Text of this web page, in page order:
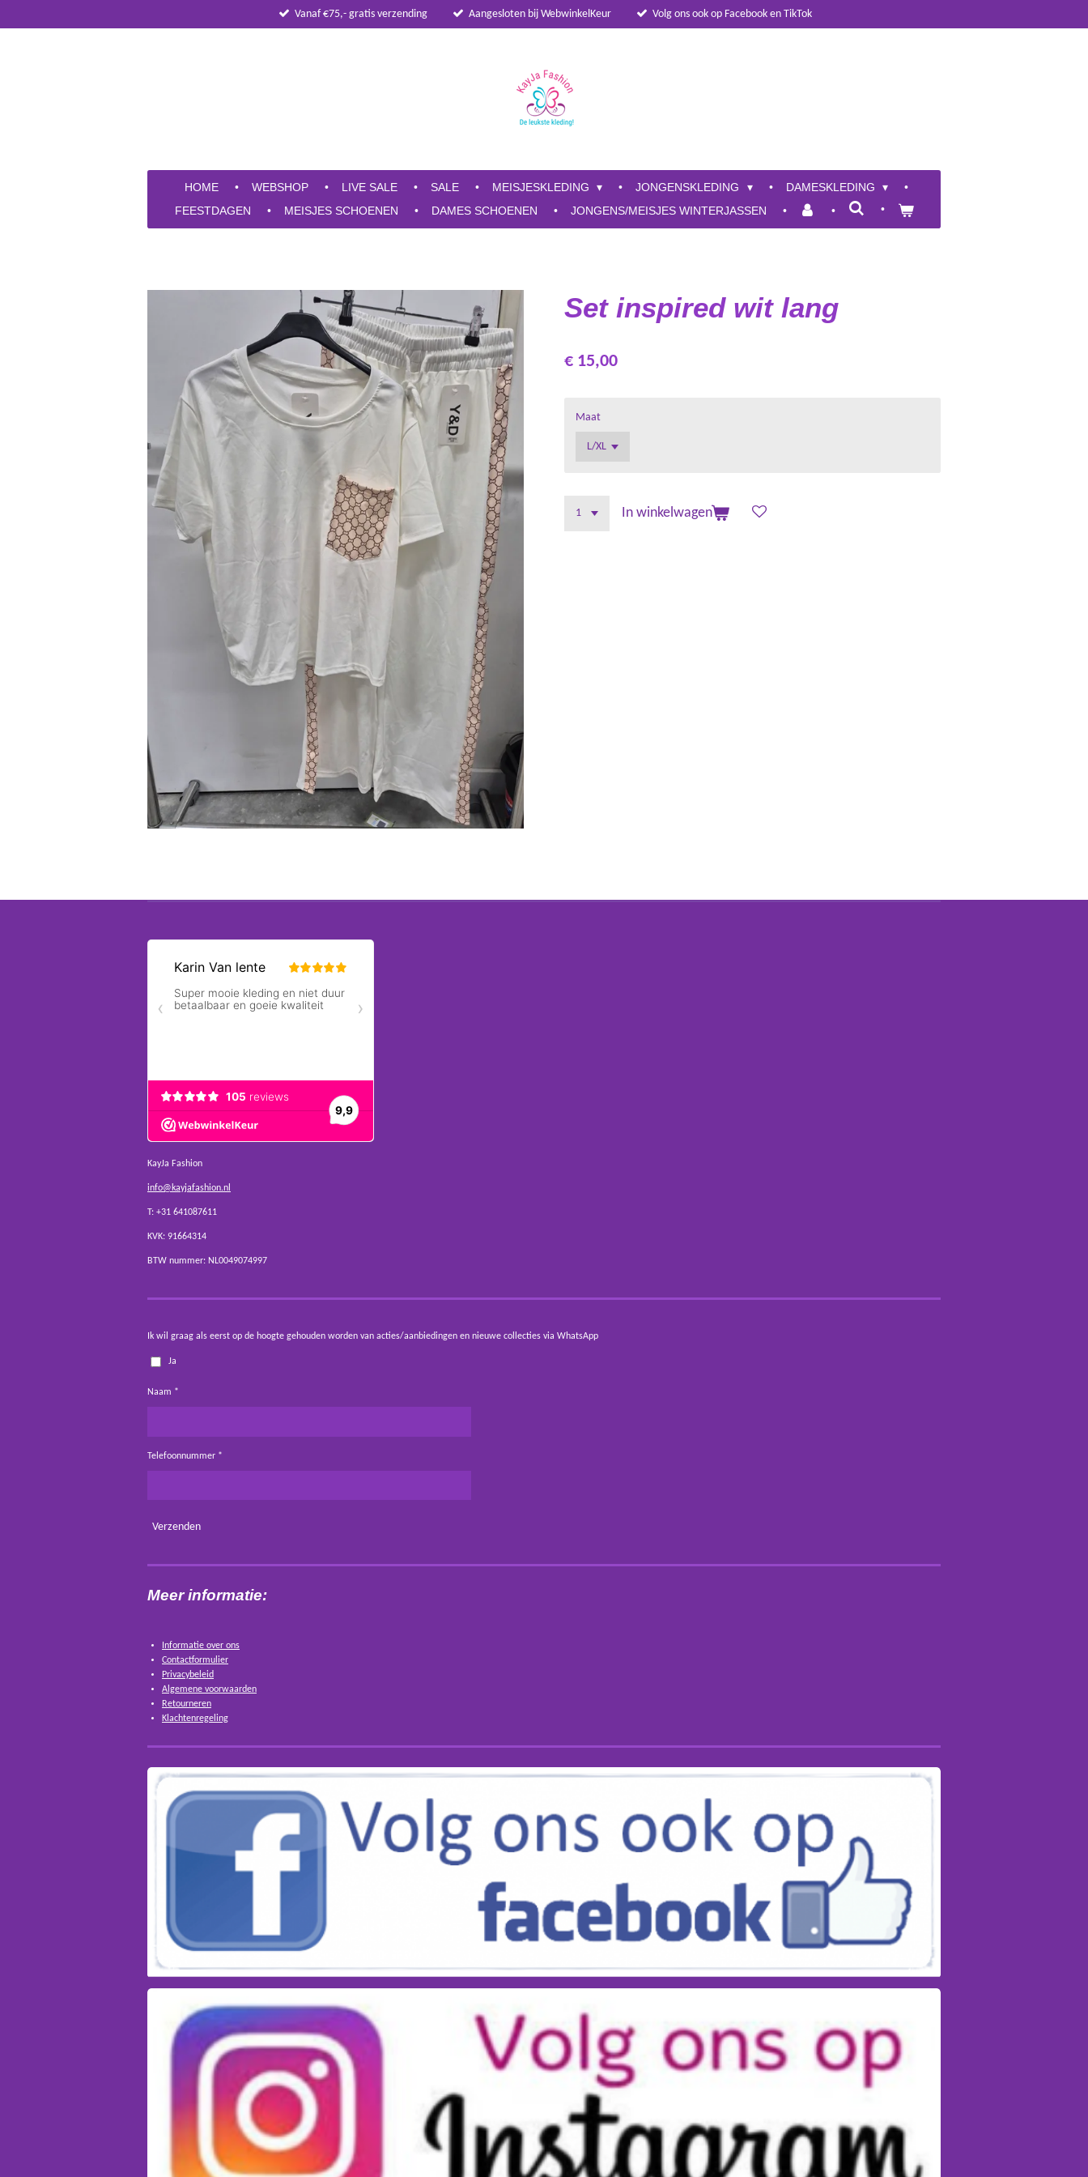
direct
Vanaf €75,- gratis verzending Aangesloten bij WebwinkelKeur Volg ons ook op Facebook en TikTok
HOME WEBSHOP LIVE SALE SALE MEISJESKLEDING JONGENSKLEDING
DAMESKLEDING
FEESTDAGEN
MEISJES SCHOENEN DAMES SCHOENEN JONGENS/MEISJES WINTERJASSEN
Set inspired wit lang
€ 15,00
Maat
In winkelwagen
KayJa Fashion
info@kayjafashion.nl
T: +31 641087611
KVK: 91664314
BTW nummer: NL0049074997
Ik wil graag als eerst op de hoogte gehouden worden van acties/aanbiedingen en nieuwe collecties via WhatsApp
Ja
Naam *
Telefoonnummer *
Verzenden
Meer informatie:
Informatie over ons
Contactformulier
Privacybeleid
Algemene voorwaarden
Retourneren
Klachtenregeling